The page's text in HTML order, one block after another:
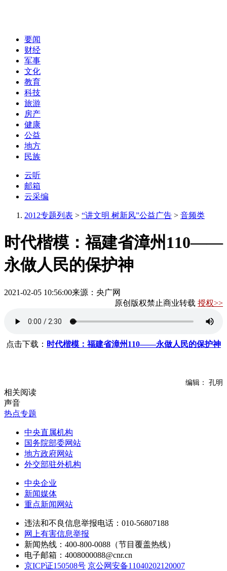
要闻
财经
军事
文化
教育
科技
旅游
房产
健康
公益
地方
民族
云听
邮箱
云采编
2012专题列表 > “讲文明 树新风”公益广告 > 音频类
时代楷模：福建省漳州110——
永做人民的保护神
2021-02-05 10:56:00来源：央广网
原创版权禁止商业转载 授权>>
点击下载： 时代楷模：福建省漳州110——永做人民的保护神
编辑： 孔明
相关阅读
声音
热点专题
中央直属机构
国务院部委网站
地方政府网站
外交部驻外机构
中央企业
新闻媒体
重点新闻网站
违法和不良信息举报电话：010-56807188
网上有害信息举报
新闻热线：400-800-0088（节目覆盖热线）
电子邮箱：4008000088@cnr.cn
京ICP证150508号 京公网安备11040202120007